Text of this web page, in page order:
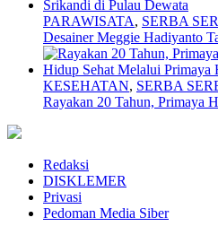
PARAWISATA, SERBA
Desainer Meggie Hadiyanto
KESEHATAN, SERBA
Rayakan 20 Tahun, Primaya
Redaksi
DISKLEMER
Privasi
Pedoman Media Siber